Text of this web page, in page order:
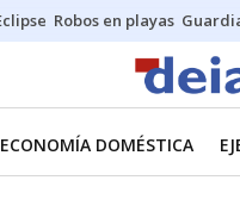
Robos en playas
ECONOMÍA DOMÉSTICA